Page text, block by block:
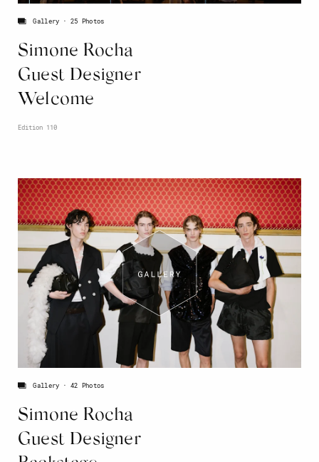
Simone Rocha
Guest Designer
Welcome
Gallery 25 Photos
Edition 110
Simone Rocha
Guest Designer
Gallery 42 Photos